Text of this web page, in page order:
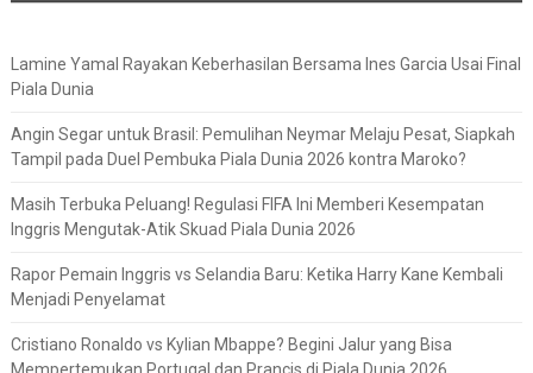
Lamine Yamal Rayakan Keberhasilan Bersama Ines Garcia Usai Final
Piala Dunia
Angin Segar untuk Brasil: Pemulihan Neymar Melaju Pesat, Siapkah
Tampil pada Duel Pembuka Piala Dunia 2026 kontra Maroko?
Masih Terbuka Peluang! Regulasi FIFA Ini Memberi Kesempatan
Inggris Mengutak-Atik Skuad Piala Dunia 2026
Rapor Pemain Inggris vs Selandia Baru: Ketika Harry Kane Kembali
Menjadi Penyelamat
Cristiano Ronaldo vs Kylian Mbappe? Begini Jalur yang Bisa